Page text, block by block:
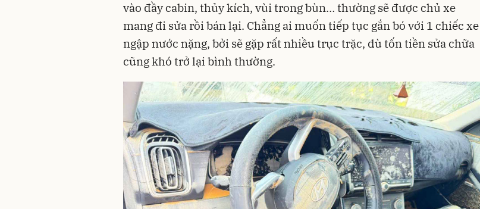
vào đầy cabin, thủy kích, vùi trong bùn… thường sẽ được chủ xe
mang đi sửa rồi bán lại. Chẳng ai muốn tiếp tục gắn bó với 1 chiếc xe
ngập nước nặng, bởi sẽ gặp rất nhiều trục trặc, dù tốn tiền sửa chữa
cũng khó trở lại bình thường.